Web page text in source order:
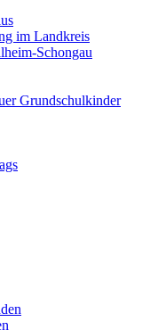
im Landkreis
Schongau
Grundschulkinder